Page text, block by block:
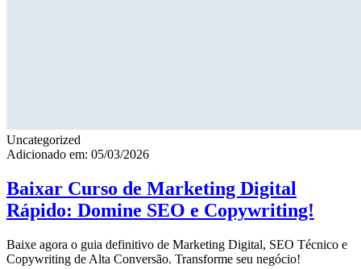
Uncategorized
Adicionado em: 05/03/2026
Baixar Curso de Marketing Digital
Rápido: Domine SEO e Copywriting!
Baixe agora o guia definitivo de Marketing Digital, SEO Técnico e
Copywriting de Alta Conversão. Transforme seu negócio!